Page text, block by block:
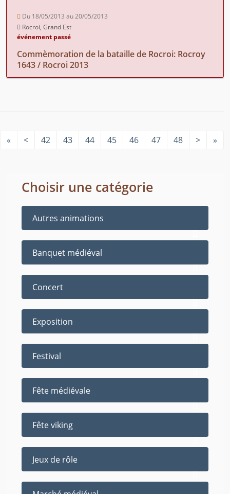
Du 18/05/2013 au 20/05/2013
Rocroi, Grand Est
événement passé
Commèmoration de la bataille de Rocroi: Rocroy
1643 / Rocroi 2013
« < 42 43 44 45 46 47 48 > »
Choisir une catégorie
Autres animations
Banquet médiéval
Concert
Exposition
Festival
Fête médiévale
Fête viking
Jeux de rôle